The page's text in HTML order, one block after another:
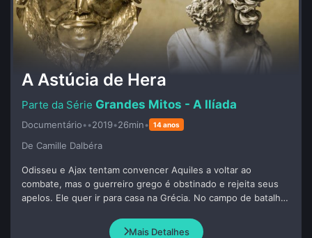
A Astúcia de Hera
Grandes Mitos - A Ilíada
Documentário••2019•26min• 14 anos
De Camille Dalbéra
Odisseu e Ajax tentam convencer Aquiles a voltar ao
combate, mas o guerreiro grego é obstinado e rejeita seus
apelos. Ele quer ir para casa na Grécia. No campo de batalha,
Mais Detalhes